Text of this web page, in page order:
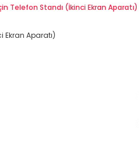
Telefon Standı (İkinci Ekran Aparatı)